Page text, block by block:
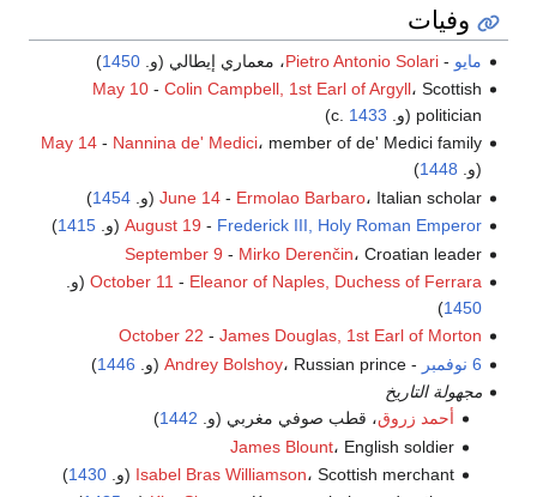
وفيات
مايو -
Pietro Antonio Solari، معماري إيطالي (و.1450
)
May 10- Colin Campbell, 1st Earl of Argyll، Scottish
politician (و. c.
1433
)
May 14- Nannina de' Medici، member of de' Medici family
(و. 1448
)
June 14- Ermolao Barbaro، Italian scholar (و. 1454
)
August 19 - Frederick III, Holy Roman Emperor (و.1415
)
September 9 - Mirko Derenčin، Croatian leader
October 11 - Eleanor of Naples, Duchess of Ferrara
(و.
1450
)
October 22 - James Douglas, 1st Earl of Morton
6 نوفمبر
-
Andrey Bolshoy، Russian prince (و. 1446
)
مجهولة التاريخ
أحمد زروق، قطب صوفي مغربي (و. 1442
)
James Blount، English soldier
Isabel Bras Williamson، Scottish merchant (و. 1430
)